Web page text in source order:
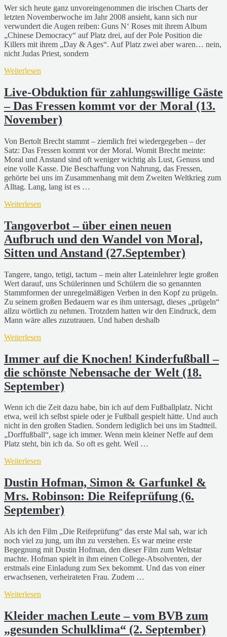
Wer sich heute ganz unvoreingenommen die irischen Charts der
letzten Novemberwoche im Jahr 2008 ansieht, kann sich nur
verwundert die Augen reiben: Guns N‘ Roses mit ihrem Album
„Chinese Democracy“ auf Platz drei, auf der Pole Position die
Killers mit ihrem „Day & Ages“. Auf Platz zwei aber waren… nein,
nicht Judas Priest, sondern
Weiterlesen
Live-Obduktion für zahlungswillige Gäste
– Das Fressen kommt vor der Moral (13.
November)
Von Bertolt Brecht stammt – ziemlich frei wiedergegeben – der
Satz: Das Fressen kommt vor der Moral. Womit Brecht meinte:
Moral und Anstand sind oft weniger wichtig als Lust, Genuss und
eine volle Kasse. Die Beschaffung von Nahrung, das Fressen,
gehörte bei uns im Zusammenhang mit dem Zweiten Weltkrieg zum
Alltag. Lang, lang ist es …
Weiterlesen
Tangoverbot – über einen neuen
Aufbruch und den Wandel von Moral,
Sitten und Anstand (27.September)
Tangere, tango, tetigi, tactum – mein alter Lateinlehrer legte großen
Wert darauf, uns Schülerinnen und Schülern die so genannten
Stammformen der unregelmäßigen Verben in den Kopf zu prügeln.
Zu seinem großen Bedauern war es ihm untersagt, dieses „prügeln“
allzu wörtlich zu nehmen. Trotzdem hatten wir den Eindruck, dem
Mann wäre alles zuzutrauen. Und haben deshalb
Weiterlesen
Immer auf die Knochen! Kinderfußball –
die schönste Nebensache der Welt (18.
September)
Wenn ich die Zeit dazu habe, bin ich auf dem Fußballplatz. Nicht
etwa, weil ich selbst spiele oder je Fußball gespielt hätte. Und auch
nicht in den großen Stadien. Sondern lediglich bei uns im Stadtteil.
„Dorffußball“, sage ich immer. Wenn mein kleiner Neffe auf dem
Platz steht, bin ich da. So oft es geht. Weil …
Weiterlesen
Dustin Hofman, Simon & Garfunkel &
Mrs. Robinson: Die Reifeprüfung (6.
September)
Als ich den Film „Die Reifeprüfung“ das erste Mal sah, war ich
noch viel zu jung, um ihn zu verstehen. Es war meine erste
Begegnung mit Dustin Hofman, den dieser Film zum Weltstar
machte. Hofman spielt in ihm einen College-Absolventen, der
erstmals eine Einladung zum Sex bekommt. Und das von einer
erwachsenen, verheirateten Frau. Zudem …
Weiterlesen
Kleider machen Leute – vom BVB zum
„gesunden Schulklima“ (2. September)